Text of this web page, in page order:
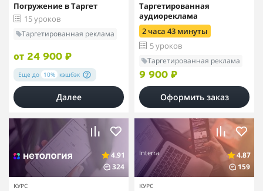
Погружение в Таргет
15 уроков
Таргетированная реклама
от 24 900 ₽
Еще до 10% кэшбэк
Далее
Таргетированная
аудиореклама
2 часа 43 минуты
5 уроков
Таргетированная реклама
9 900 ₽
Оформить заказ
4.91
324
КУРС
Interra
4.87
159
КУРС